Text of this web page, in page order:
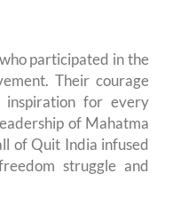
participated in the
Their courage
for every
of Mahatma
of Quit India infused
struggle and